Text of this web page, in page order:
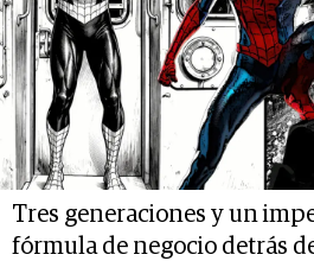
Tres generaciones y un
fórmula de negocio detrás